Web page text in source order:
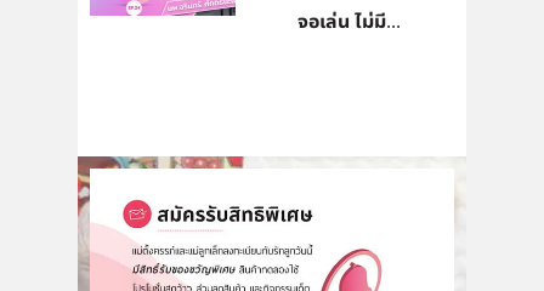
จอเล่น ไม่มี...